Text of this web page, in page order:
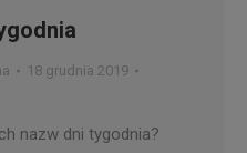
18 grudnia 2019
nazw dni tygodnia?